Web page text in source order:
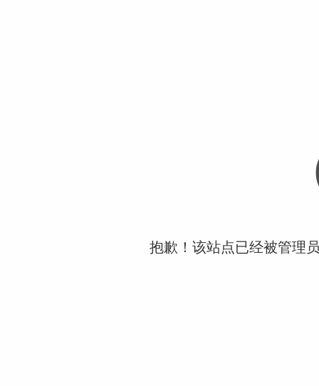
抱歉！该站点已经被管理